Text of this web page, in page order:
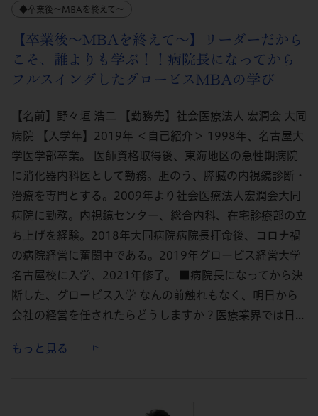
◆卒業後～MBAを終えて～
【卒業後～MBAを終えて～】リーダーだから
こそ、誰よりも学ぶ！！病院長になってから
フルスイングしたグロービスMBAの学び
【名前】野々垣 浩二 【勤務先】社会医療法人 宏潤会 大同
病院 【入学年】2019年 ＜自己紹介＞ 1998年、名古屋大
学医学部卒業。 医師資格取得後、東海地区の急性期病院
に消化器内科医として勤務。胆のう、膵臓の内視鏡診断・
治療を専門とする。2009年より社会医療法人宏潤会大同
病院に勤務。内視鏡センター、総合内科、在宅診療部の立
ち上げを経験。2018年大同病院病院長拝命後、コロナ禍
の病院経営に奮闘中である。2019年グロービス経営大学
名古屋校に入学、2021年修了。 ■病院長になってから決
断した、グロービス入学 なんの前触れもなく、明日から
会社の経営を任されたらどうしますか？医療業界では日...
もっと見る